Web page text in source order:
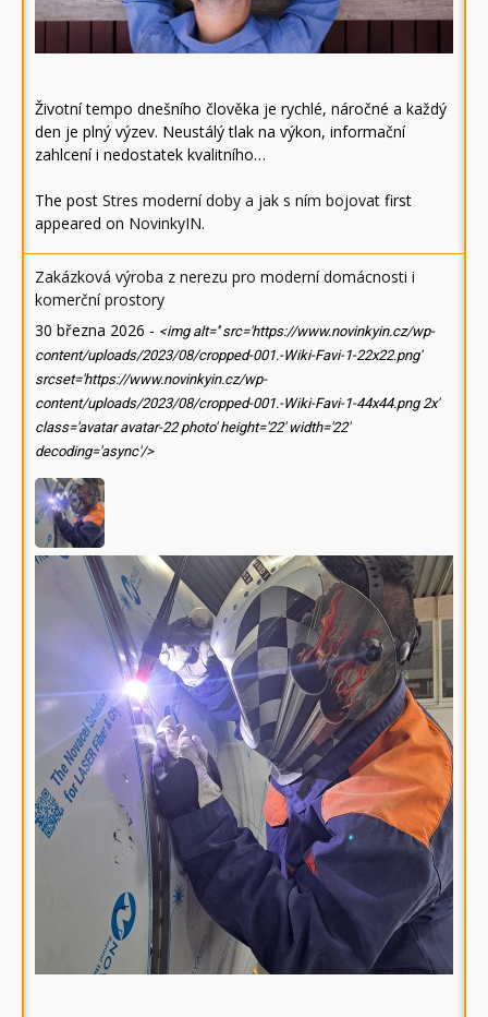
Životní tempo dnešního člověka je rychlé, náročné a každý
den je plný výzev. Neustálý tlak na výkon, informační
zahlcení i nedostatek kvalitního…
The post Stres moderní doby a jak s ním bojovat first
appeared on NovinkyIN.
Zakázková výroba z nerezu pro moderní domácnosti i
komerční prostory
30 března 2026 - <img alt='' src='https://www.novinkyin.cz/wp-
content/uploads/2023/08/cropped-001.-Wiki-Favi-1-22x22.png'
srcset='https://www.novinkyin.cz/wp-
content/uploads/2023/08/cropped-001.-Wiki-Favi-1-44x44.png 2x'
class='avatar avatar-22 photo' height='22' width='22'
decoding='async'/>